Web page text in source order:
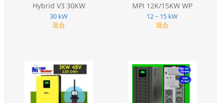
Hybrid V3 30KW
30 kW
混合
MPI 12K/15KW WP
12 ~ 15 kW
混合